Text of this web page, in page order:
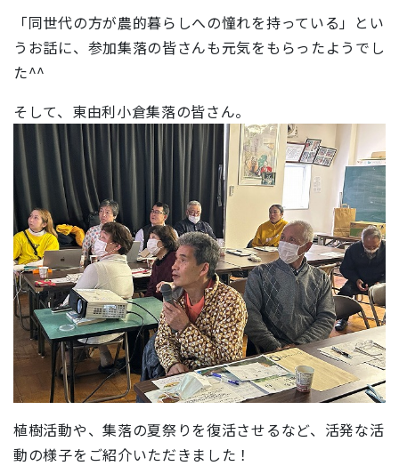
「同世代の方が農的暮らしへの憧れを持っている」とい
うお話に、参加集落の皆さんも元気をもらったようでし
た^^
そして、東由利小倉集落の皆さん。
植樹活動や、集落の夏祭りを復活させるなど、活発な活
動の様子をご紹介いただきました！